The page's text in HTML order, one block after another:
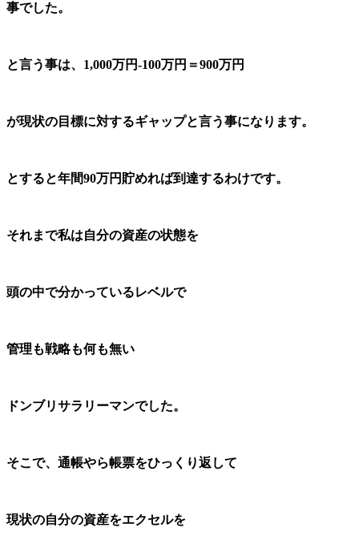
事でした。
と言う事は、1,000万円-100万円＝900万円
が現状の目標に対するギャップと言う事になります。
とすると年間90万円貯めれば到達するわけです。
それまで私は自分の資産の状態を
頭の中で分かっているレベルで
管理も戦略も何も無い
ドンブリサラリーマンでした。
そこで、通帳やら帳票をひっくり返して
現状の自分の資産をエクセルを